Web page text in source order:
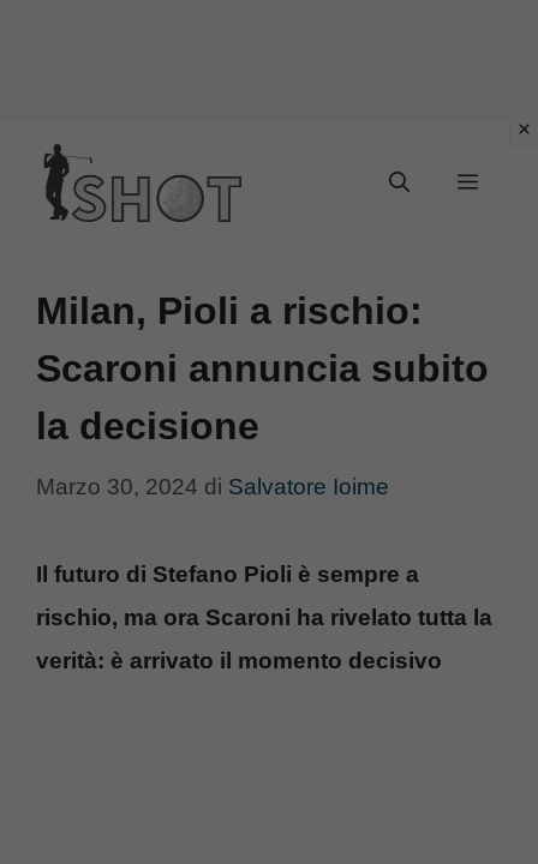
contenuto
Menu
Milan, Pioli a rischio:
Scaroni annuncia subito
la decisione
Marzo 30, 2024 di Salvatore Ioime
Il futuro di Stefano Pioli è sempre a
rischio, ma ora Scaroni ha rivelato tutta la
verità: è arrivato il momento decisivo